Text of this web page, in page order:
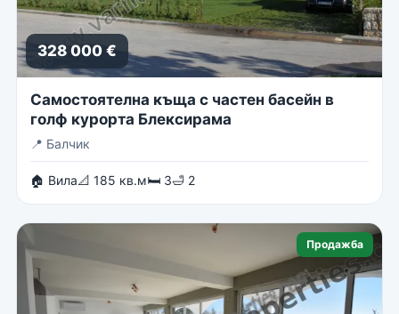
328 000 €
Самостоятелна къща с частен басейн в
голф курорта Блексирама
📍 Балчик
🏠 Вила📐 185 кв.м🛏 3🛁 2
Продажба